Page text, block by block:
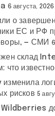
6 августа, 2026
о
ЕС и РФ
— СМИ
склад
что
рисков 5